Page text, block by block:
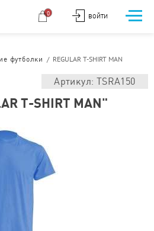
ВОЙТИ
0
футболки / REGULAR T-SHIRT MAN
Артикул: TSRA150
T-SHIRT MAN"